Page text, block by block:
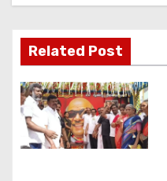
i
g
a
t
i
Related Post